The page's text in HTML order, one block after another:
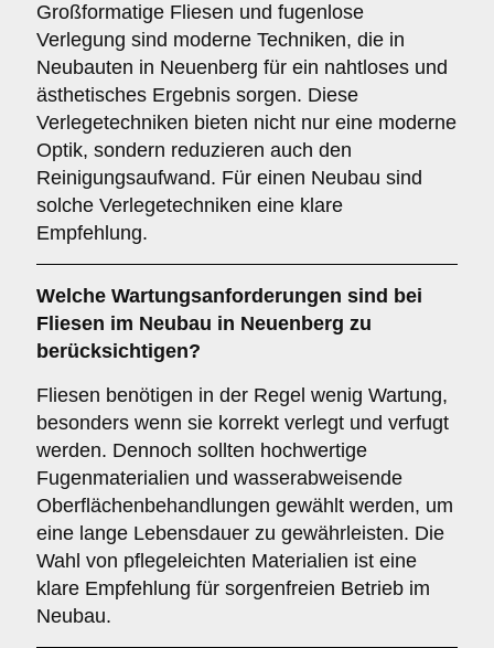
Großformatige Fliesen und fugenlose
Verlegung sind moderne Techniken, die in
Neubauten in Neuenberg für ein nahtloses und
ästhetisches Ergebnis sorgen. Diese
Verlegetechniken bieten nicht nur eine moderne
Optik, sondern reduzieren auch den
Reinigungsaufwand. Für einen Neubau sind
solche Verlegetechniken eine klare
Empfehlung.
Welche Wartungsanforderungen sind bei
Fliesen im Neubau in Neuenberg zu
berücksichtigen?
Fliesen benötigen in der Regel wenig Wartung,
besonders wenn sie korrekt verlegt und verfugt
werden. Dennoch sollten hochwertige
Fugenmaterialien und wasserabweisende
Oberflächenbehandlungen gewählt werden, um
eine lange Lebensdauer zu gewährleisten. Die
Wahl von pflegeleichten Materialien ist eine
klare Empfehlung für sorgenfreien Betrieb im
Neubau.